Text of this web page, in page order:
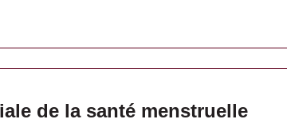
de la santé menstruelle